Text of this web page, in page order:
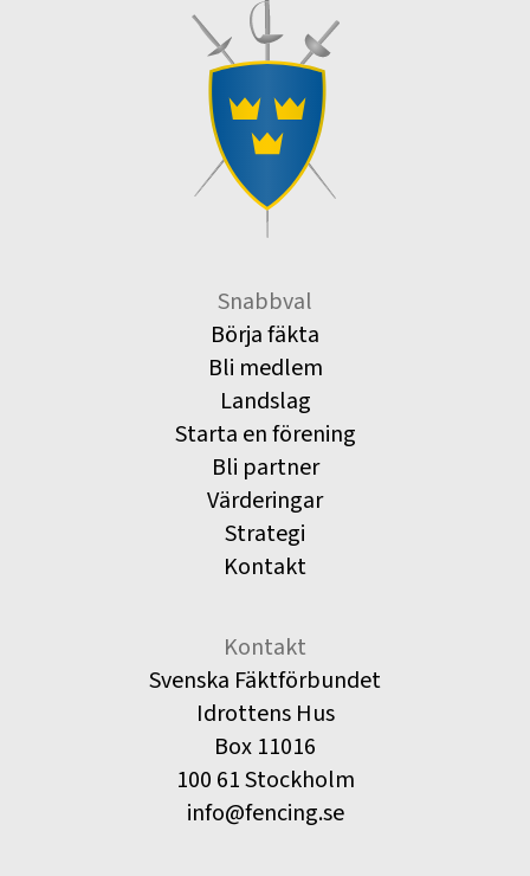
Snabbval
Börja fäkta
Bli medlem
Landslag
Starta en förening
Bli partner
Värderingar
Strategi
Kontakt
Kontakt
Svenska Fäktförbundet
Idrottens Hus
Box 11016
100 61 Stockholm
info@fencing.se